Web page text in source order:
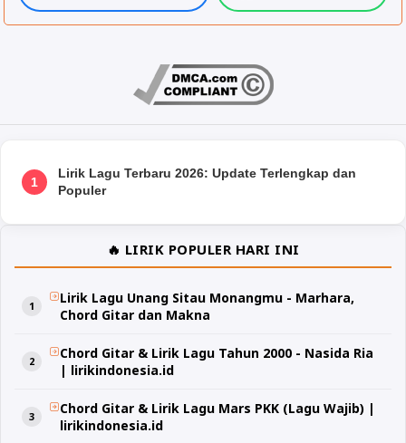
1
Lirik Lagu Terbaru 2026: Update Terlengkap dan
Populer
🔥 LIRIK POPULER HARI INI
Lirik Lagu Unang Sitau Monangmu - Marhara,
Chord Gitar dan Makna
Chord Gitar & Lirik Lagu Tahun 2000 - Nasida Ria
| lirikindonesia.id
Chord Gitar & Lirik Lagu Mars PKK (Lagu Wajib) |
lirikindonesia.id